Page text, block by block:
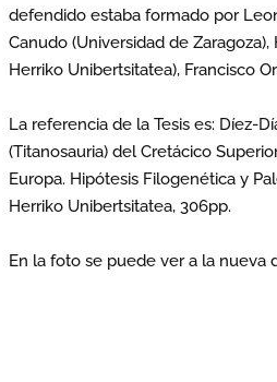
defendido estaba formado por
Canudo (Universidad de
Herriko Unibertsitatea), Francisco
La referencia de la Tesis es: Díez-
(Titanosauria) del Cretácico
Europa. Hipótesis Filogenética y
Herriko Unibertsitatea, 306pp.
En la foto se puede ver a la